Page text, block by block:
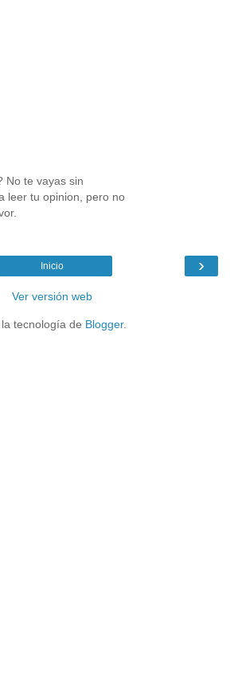
No te vayas sin
leer tu opinion, pero no
›
Inicio
Ver versión web
tecnología de Blogger.